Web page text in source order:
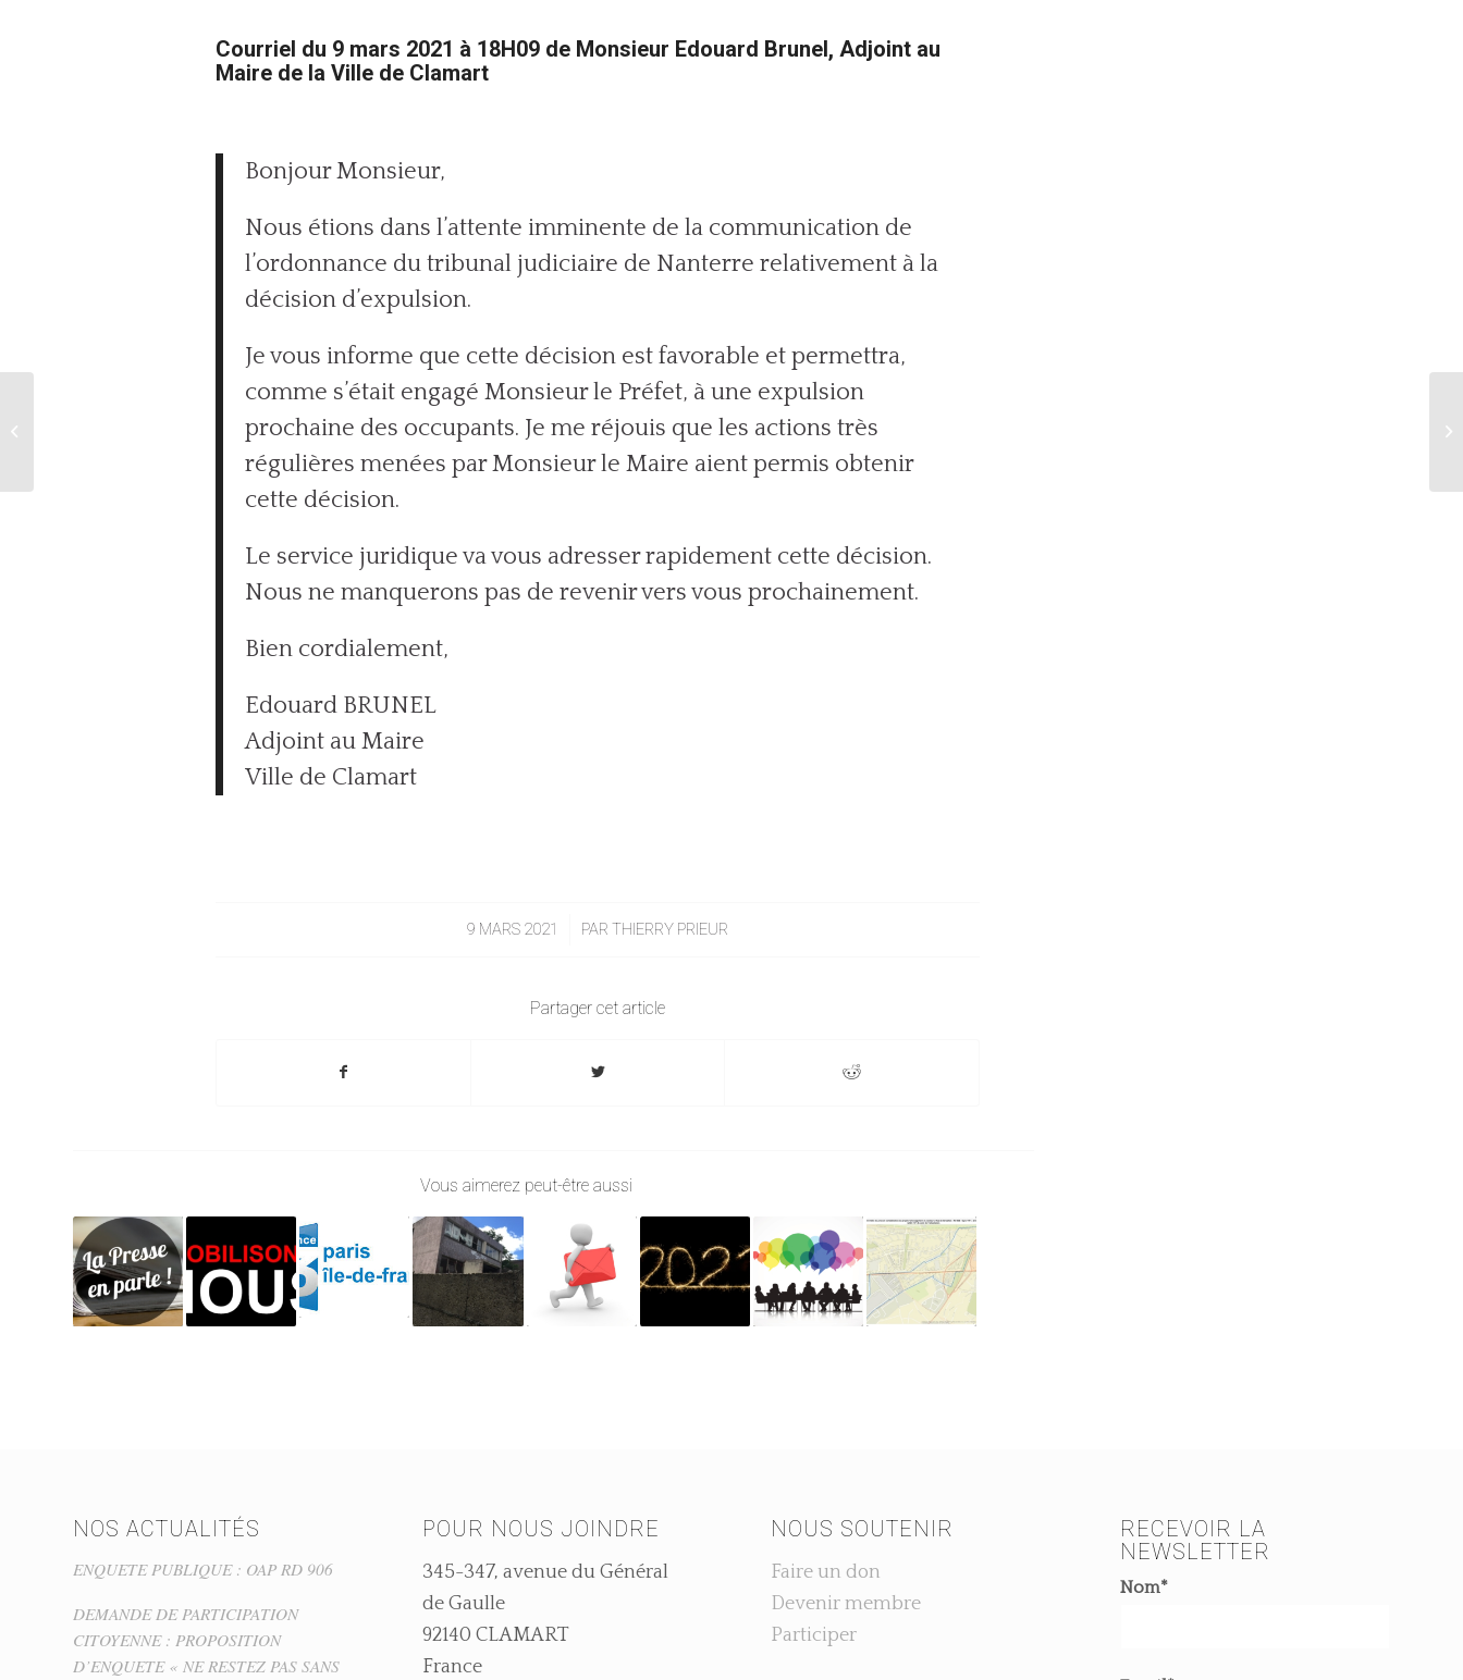
Courriel du 9 mars 2021 à 18H09 de Monsieur Edouard Brunel, Adjoint au
Maire de la Ville de Clamart
Bonjour Monsieur,
Nous étions dans l’attente imminente de la communication de
l’ordonnance du tribunal judiciaire de Nanterre relativement à la
décision d’expulsion.
Je vous informe que cette décision est favorable et permettra,
comme s’était engagé Monsieur le Préfet, à une expulsion
prochaine des occupants. Je me réjouis que les actions très
régulières menées par Monsieur le Maire aient permis obtenir
cette décision.
Le service juridique va vous adresser rapidement cette décision.
Nous ne manquerons pas de revenir vers vous prochainement.
Bien cordialement,
Edouard BRUNEL
Adjoint au Maire
Ville de Clamart
9 MARS 2021
/ PARTHIERRY PRIEUR
Partager cet article
Vous aimerez peut-être aussi
NOS ACTUALITÉS
ENQUETE PUBLIQUE : OAP RD 906
DEMANDE DE PARTICIPATION
CITOYENNE : PROPOSITION
D’ENQUETE « NE RESTEZ PAS SANS
POUR NOUS JOINDRE
345-347, avenue du Général
de Gaulle
92140 CLAMART
France
NOUS SOUTENIR
Faire un don
Devenir membre
Participer
RECEVOIR LA
NEWSLETTER
Nom*